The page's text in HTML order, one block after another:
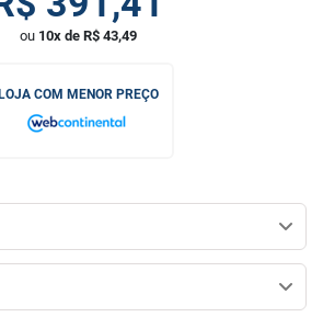
ou 10x de R$ 43,49
LOJA COM MENOR PREÇO